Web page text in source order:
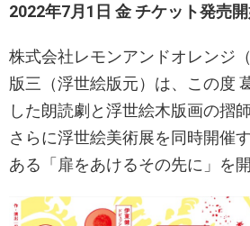
2022年7月1日 金 チケット発売開
株式会社レモンアンドオレンジ
版三（浮世絵版元）は、この度
した朗読劇と浮世絵木版画の摺
さらに浮世絵美術展を同時開催
ある「扉をあけるその先に」を開